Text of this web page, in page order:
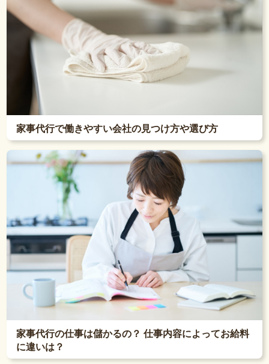
家事代行で働きやすい会社の見つけ方や選び方
家事代行の仕事は儲かるの？ 仕事内容によってお給料
に違いは？